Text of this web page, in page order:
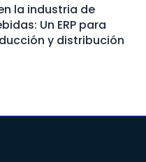
la industria de
Un ERP para
y distribución